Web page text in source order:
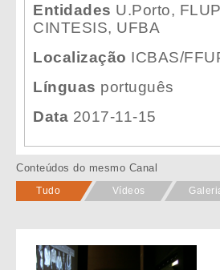
Entidades U.Porto,
CINTESIS, UFBA
Localização ICBAS/
Línguas português
Data 2017-11-15
Conteúdos do mesmo Canal
Tudo Vídeos